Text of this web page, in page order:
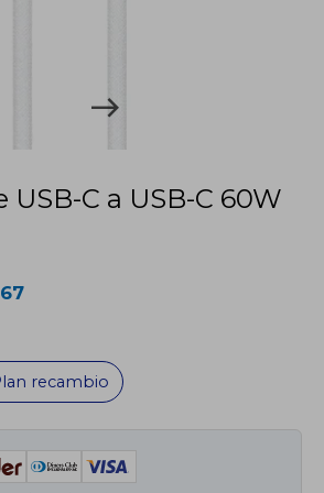
USB-C a USB-C 60W
recambio